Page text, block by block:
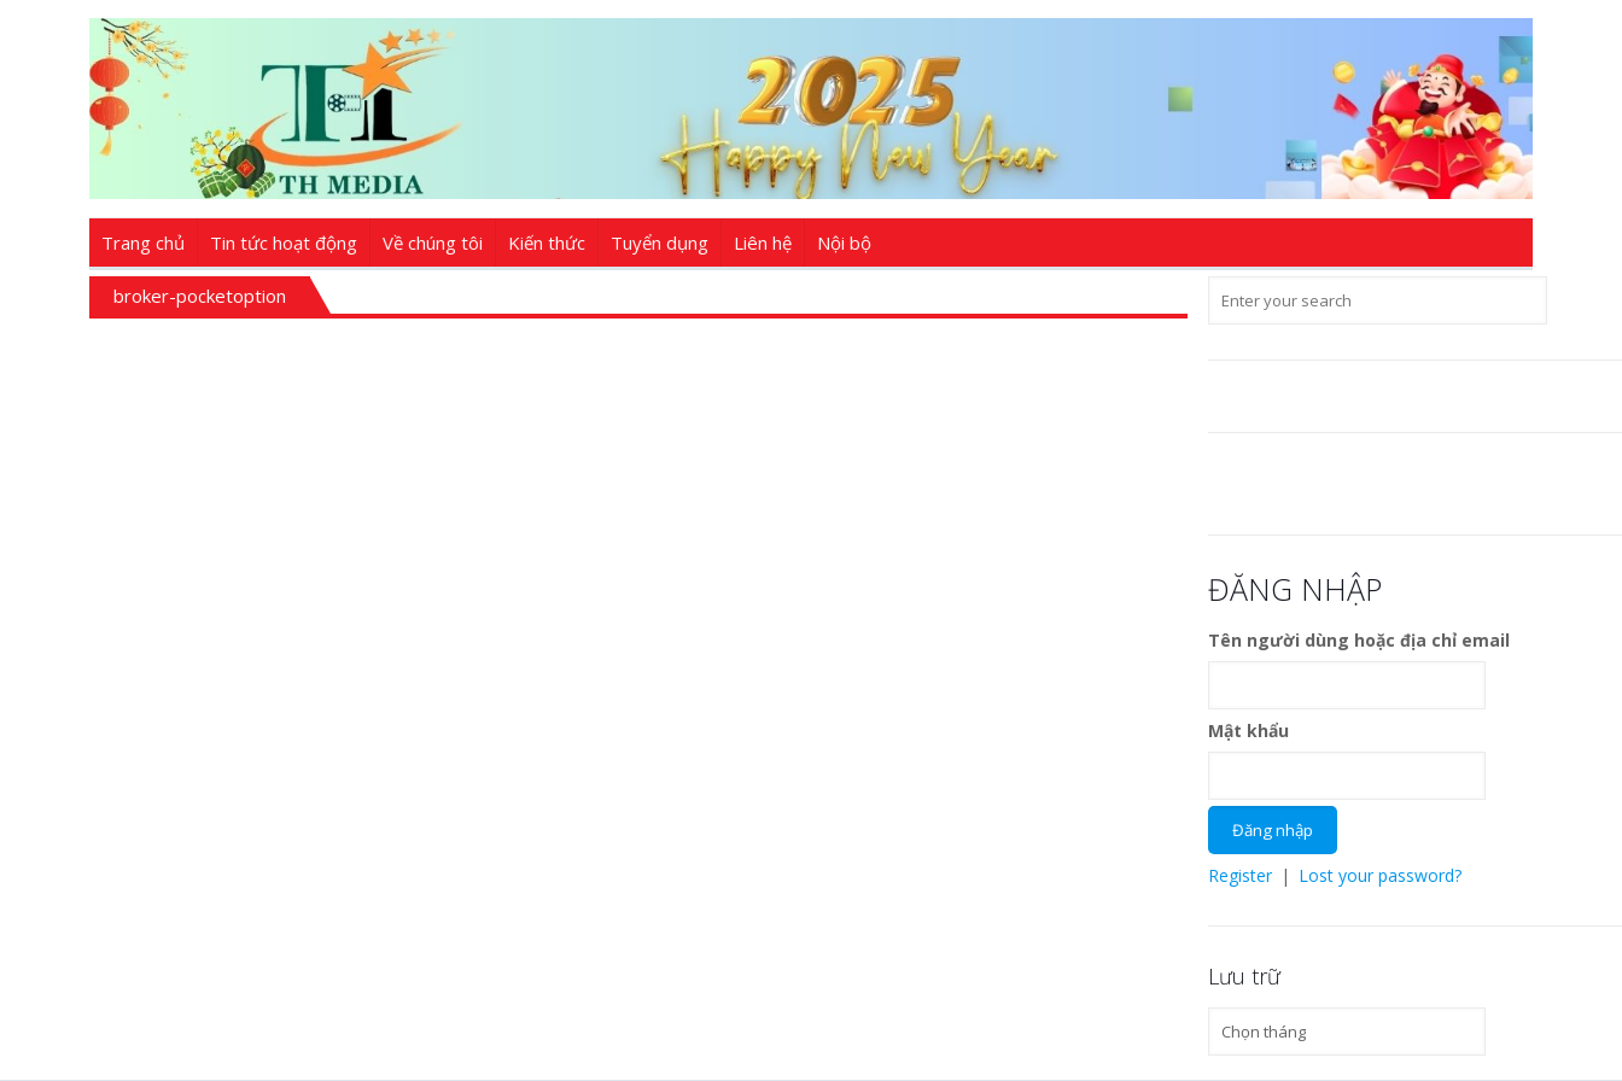
Trang chủ Tin tức hoạt động Về chúng tôi Kiến thức Tuyển dụng Liên hệ Nội bộ
broker-pocketoption
ĐĂNG NHẬP
Tên người dùng hoặc địa chỉ email
Mật khẩu
Register | Lost your password?
Lưu trữ
Lưu